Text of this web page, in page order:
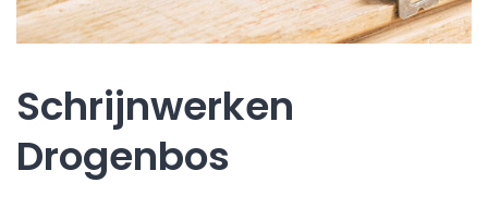
Schrijnwerken
Drogenbos